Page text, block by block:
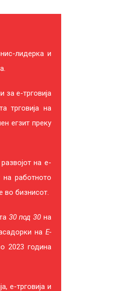
лидерка и
за е-трговија
трговија на
егзит преку
на е-
на работното
во бизнисот.
30 под 30 на
наЕ-
2023 година
е-трговија и